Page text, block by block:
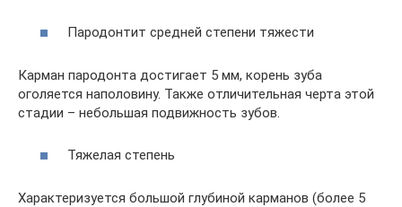
Пародонтит средней степени тяжести
Карман пародонта достигает 5 мм, корень зуба
оголяется наполовину. Также отличительная черта этой
стадии – небольшая подвижность зубов.
Тяжелая степень
Характеризуется большой глубиной карманов (более 5